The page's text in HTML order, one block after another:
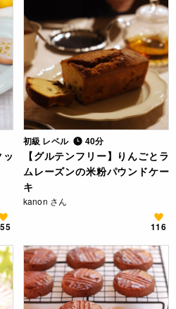
ッ
初級 レベル 40分
【グルテンフリー】りんごとラ
ムレーズンの米粉パウンドケー
キ
kanon さん
116